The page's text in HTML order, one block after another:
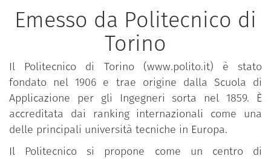
Emesso da Politecnico di
Torino
Il Politecnico di Torino (www.polito.it) è stato
fondato nel 1906 e trae origine dalla Scuola di
Applicazione per gli Ingegneri sorta nel 1859. È
accreditata dai ranking internazionali come una
delle principali università tecniche in Europa.
Il Politecnico si propone come un centro di